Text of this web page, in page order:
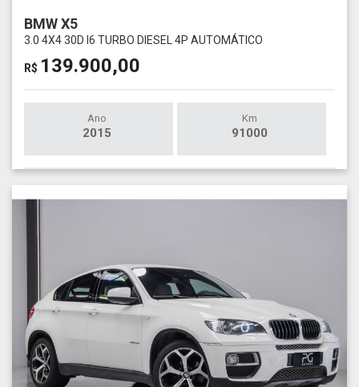
BMW X5
3.0 4X4 30D I6 TURBO DIESEL 4P AUTOMÁTICO
R$ 139.900,00
Ano
2015
Km
91000